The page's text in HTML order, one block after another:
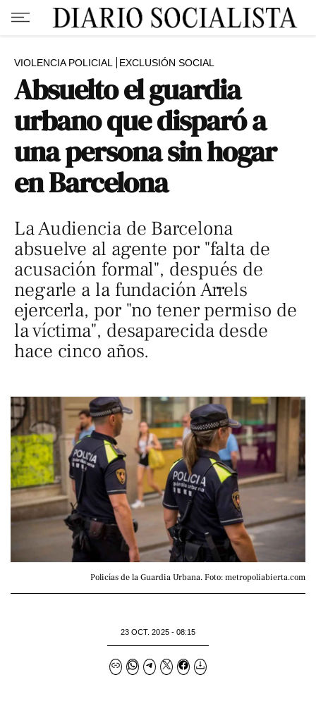
VIOLENCIA POLICIAL EXCLUSIÓN SOCIAL
Absuelto el guardia
urbano que disparó a
una persona sin hogar
en Barcelona
La Audiencia de Barcelona
absuelve al agente por "falta de
acusación formal", después de
negarle a la fundación Arrels
ejercerla, por "no tener permiso de
la víctima", desaparecida desde
hace cinco años.
Policías de la Guardia Urbana. Foto: metropoliabierta.com
23 OCT. 2025 - 08:15